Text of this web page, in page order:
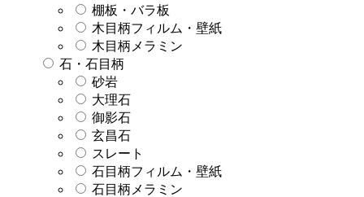
棚板・バラ板
木目柄フィルム・壁紙
木目柄メラミン
石・石目柄
砂岩
大理石
御影石
玄昌石
スレート
石目柄フィルム・壁紙
石目柄メラミン